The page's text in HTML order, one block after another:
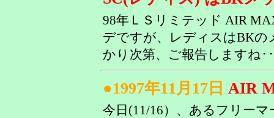
98年ＬＳリミテッド AIR
デですが、レディスはBK
かり次第、ご報告しますね･
●1997年11月17日 AIR
今日(11/16）、あるフリー